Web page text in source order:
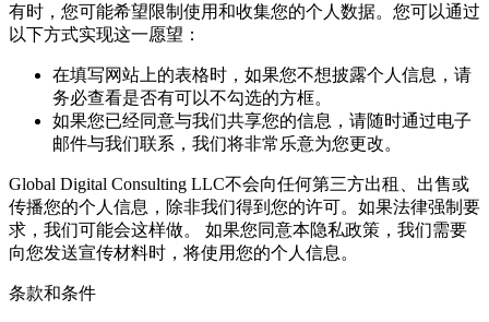
有时，您可能希望限制使用和收集您的个人数据。您可以通过
以下方式实现这一愿望：
在填写网站上的表格时，如果您不想披露个人信息，请
务必查看是否有可以不勾选的方框。
如果您已经同意与我们共享您的信息，请随时通过电子
邮件与我们联系，我们将非常乐意为您更改。
Global Digital Consulting LLC不会向任何第三方出租、出售或
传播您的个人信息，除非我们得到您的许可。如果法律强制要
求，我们可能会这样做。 如果您同意本隐私政策，我们需要
向您发送宣传材料时，将使用您的个人信息。
条款和条件